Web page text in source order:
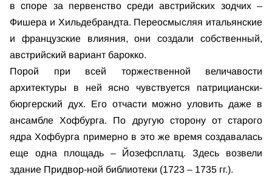
в споре за первенство среди австрийских зодчих –
Фишера и Хильдебрандта. Переосмысляя итальянские
и французские влияния, они создали собственный,
австрийский вариант барокко.
Порой при всей торжественной величавости
архитектуры в ней ясно чувствуется патрициански-
бюргерский дух. Его отчасти можно уловить даже в
ансамбле Хофбурга. По другую сторону от старого
ядра Хофбурга примерно в это же время создавалась
еще одна площадь – Йозефсплатц. Здесь возвели
здание Придвор-ной библиотеки (1723 – 1735 гг.).